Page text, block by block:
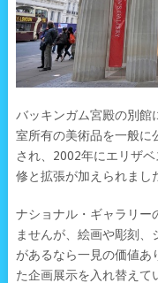
バッキンガム宮殿の別館
室所有の美術品を一般に
され、2002年にエリザ
修と拡張が加えられまし
ナショナル・ギャラリー
ませんが、絵画や彫刻
があるなら一見の価値あ
た企画展示を入れ替えて